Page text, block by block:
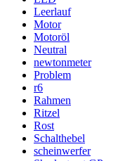
Leerlauf
Motor
Motoröl
Neutral
newtonmeter
Problem
r6
Rahmen
Ritzel
Rost
Schalthebel
scheinwerfer